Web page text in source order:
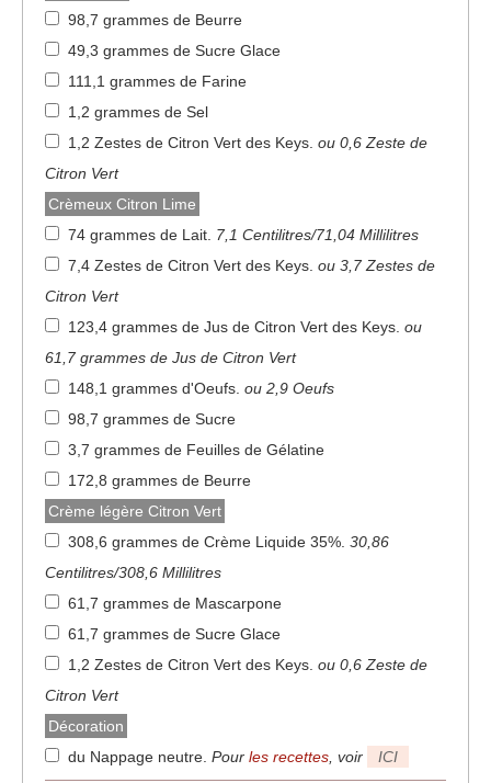
98,7 grammes de Beurre
49,3 grammes de Sucre Glace
111,1 grammes de Farine
1,2 grammes de Sel
1,2 Zestes de Citron Vert des Keys. ou 0,6 Zeste de
Citron Vert
Crèmeux Citron Lime
74 grammes de Lait. 7,1 Centilitres/71,04 Millilitres
7,4 Zestes de Citron Vert des Keys. ou 3,7 Zestes de
Citron Vert
123,4 grammes de Jus de Citron Vert des Keys. ou
61,7 grammes de Jus de Citron Vert
148,1 grammes d'Oeufs. ou 2,9 Oeufs
98,7 grammes de Sucre
3,7 grammes de Feuilles de Gélatine
172,8 grammes de Beurre
Crème légère Citron Vert
308,6 grammes de Crème Liquide 35%. 30,86
Centilitres/308,6 Millilitres
61,7 grammes de Mascarpone
61,7 grammes de Sucre Glace
1,2 Zestes de Citron Vert des Keys. ou 0,6 Zeste de
Citron Vert
Décoration
du Nappage neutre. Pour les recettes, voir ICI